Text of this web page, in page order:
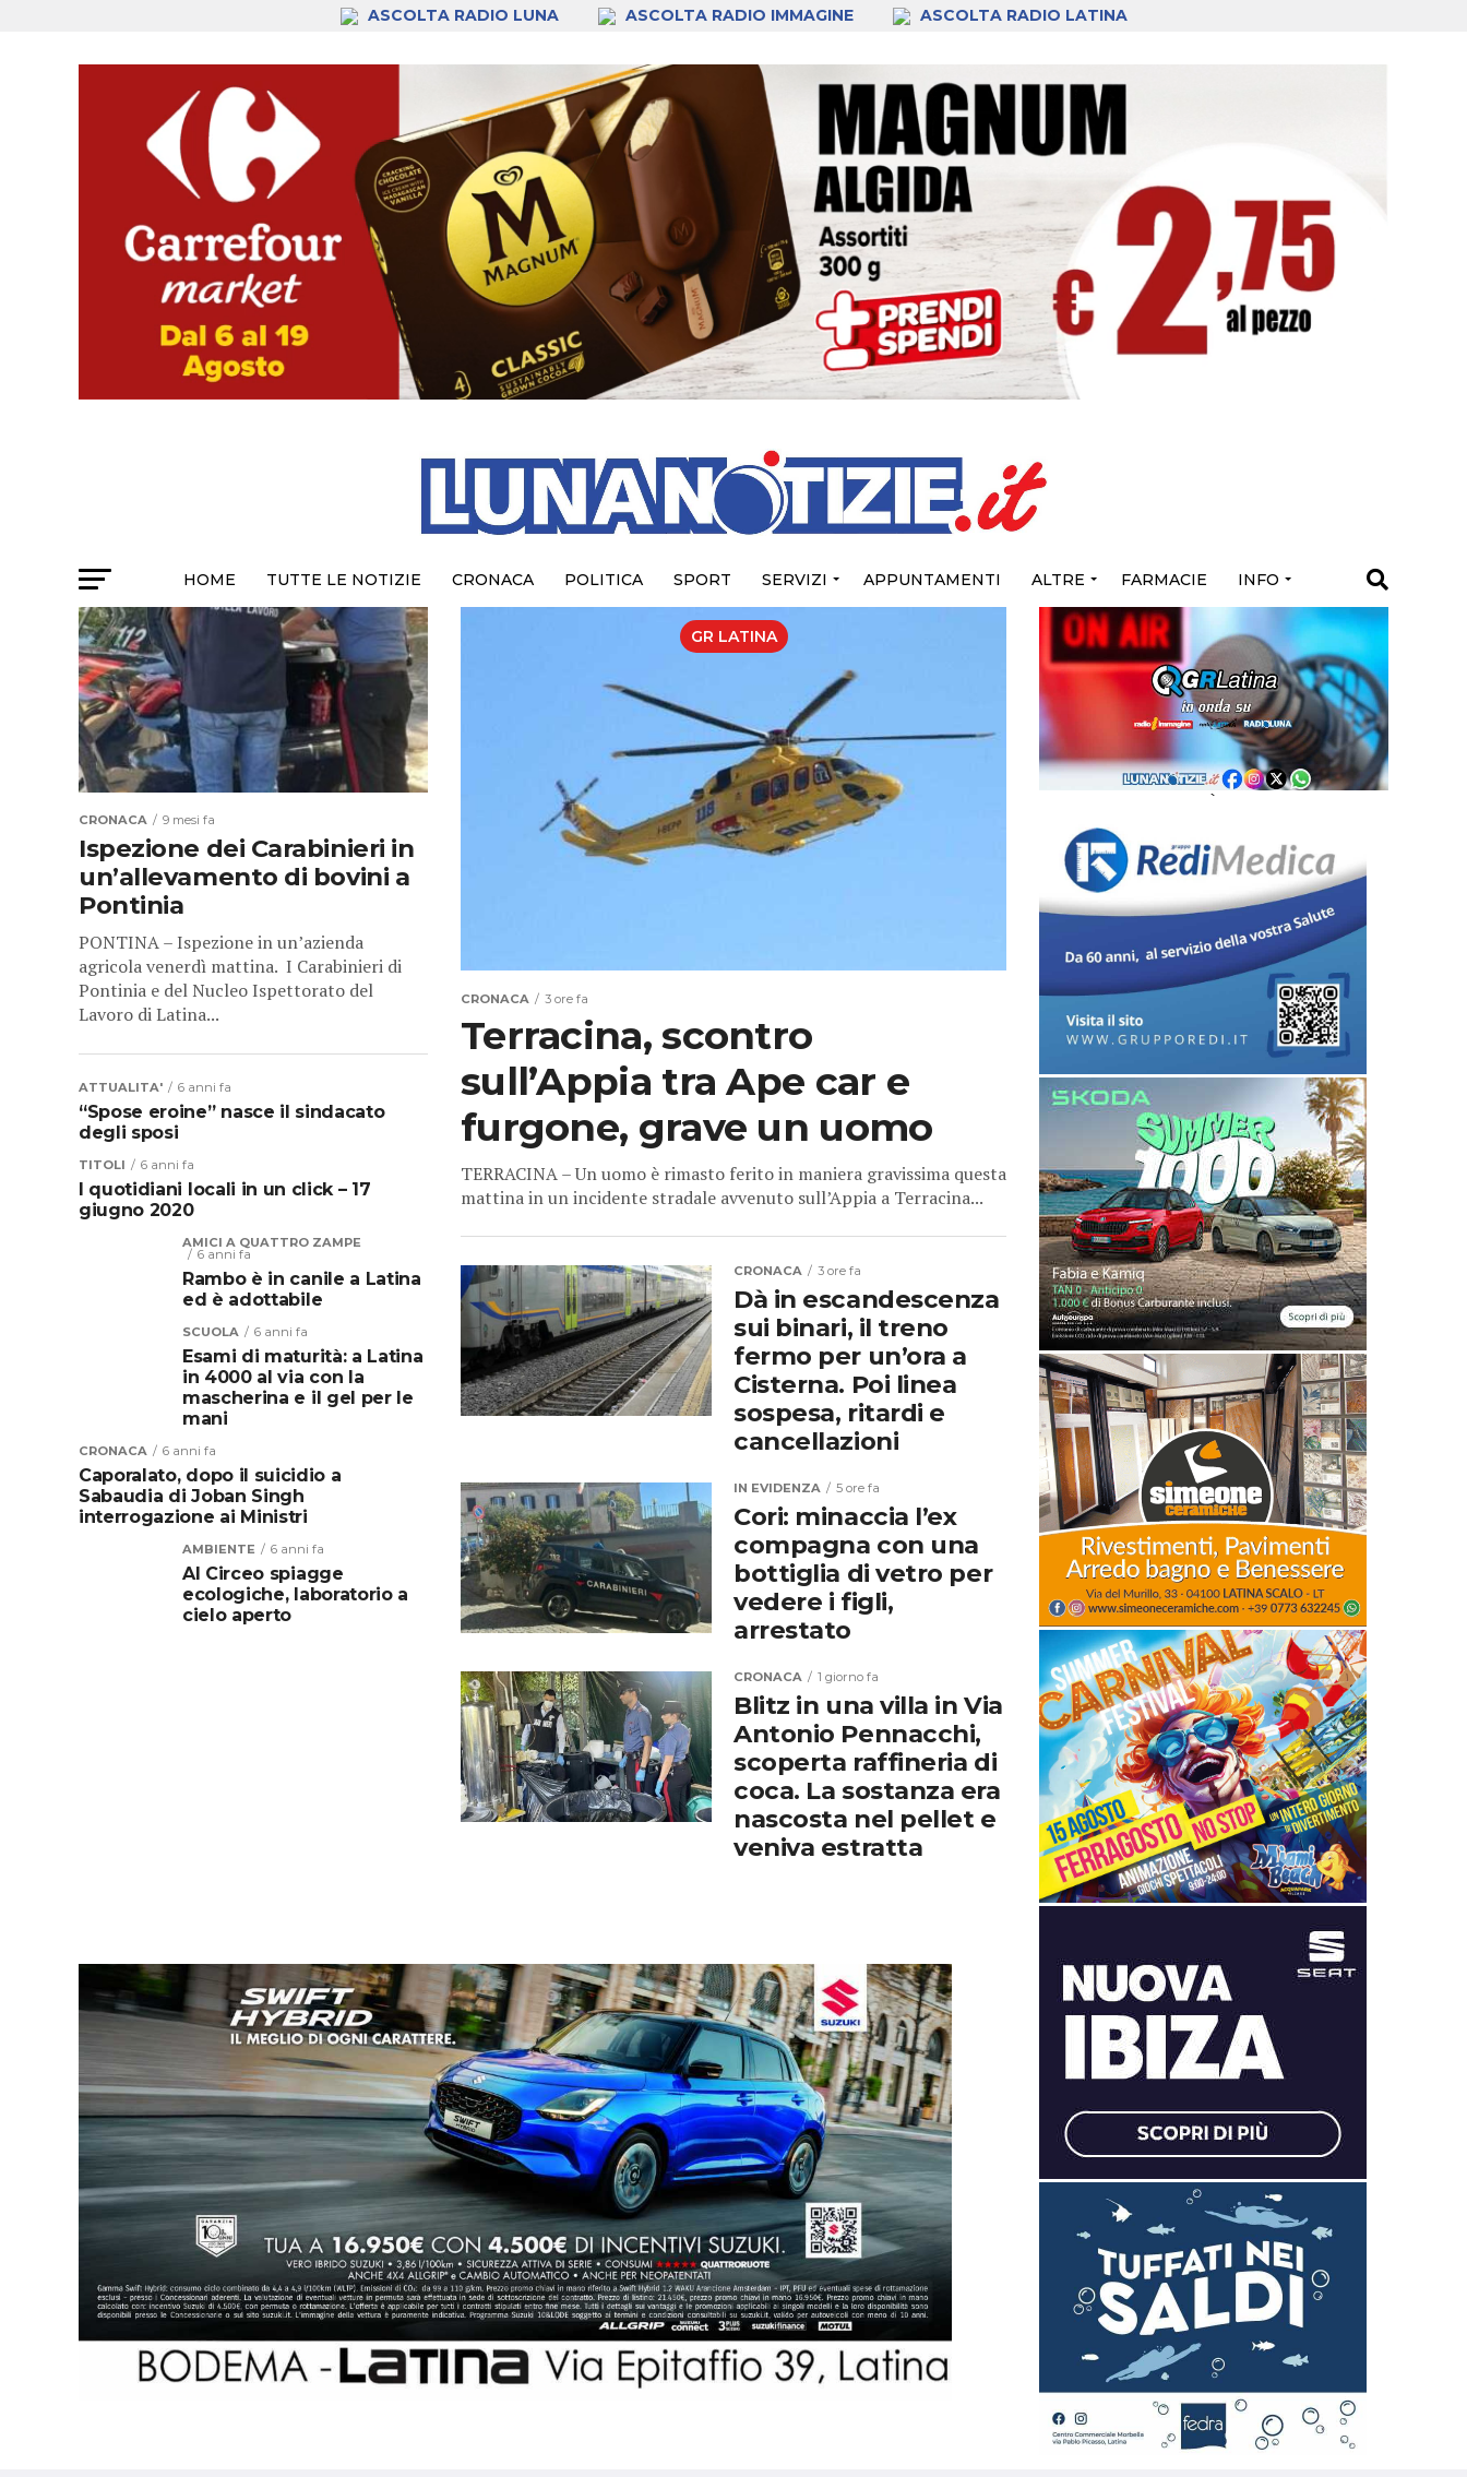
ASCOLTA RADIO LUNA ASCOLTA RADIO IMMAGINE ASCOLTA RADIO LATINA
HOME TUTTE LE NOTIZIE CRONACA POLITICA SPORT SERVIZI APPUNTAMENTI ALTRE FARMACIE INFO
GR LATINA
CRONACA 3 ore fa
Terracina, scontro
sull’Appia tra Ape car e
furgone, grave un uomo
TERRACINA – Un uomo è rimasto ferito in maniera gravissima questa
mattina in un incidente stradale avvenuto sull’Appia a Terracina...
CRONACA 3 ore fa
Dà in escandescenza
sui binari, il treno
fermo per un’ora a
Cisterna. Poi linea
sospesa, ritardi e
cancellazioni
IN EVIDENZA 5 ore fa
Cori: minaccia l’ex
compagna con una
bottiglia di vetro per
vedere i figli,
arrestato
CRONACA 1 giorno fa
Blitz in una villa in Via
Antonio Pennacchi,
scoperta raffineria di
coca. La sostanza era
nascosta nel pellet e
veniva estratta
CRONACA 9 mesi fa
Ispezione dei Carabinieri in
un’allevamento di bovini a
Pontinia
PONTINA – Ispezione in un’azienda
agricola venerdì mattina. I Carabinieri di
Pontinia e del Nucleo Ispettorato del
Lavoro di Latina...
ATTUALITA' 6 anni fa
“Spose eroine” nasce il sindacato
degli sposi
TITOLI 6 anni fa
I quotidiani locali in un click – 17
giugno 2020
AMICI A QUATTRO ZAMPE
6 anni fa
Rambo è in canile a Latina
ed è adottabile
SCUOLA 6 anni fa
Esami di maturità: a Latina
in 4000 al via con la
mascherina e il gel per le
mani
CRONACA 6 anni fa
Caporalato, dopo il suicidio a
Sabaudia di Joban Singh
interrogazione ai Ministri
AMBIENTE 6 anni fa
Al Circeo spiagge
ecologiche, laboratorio a
cielo aperto
`